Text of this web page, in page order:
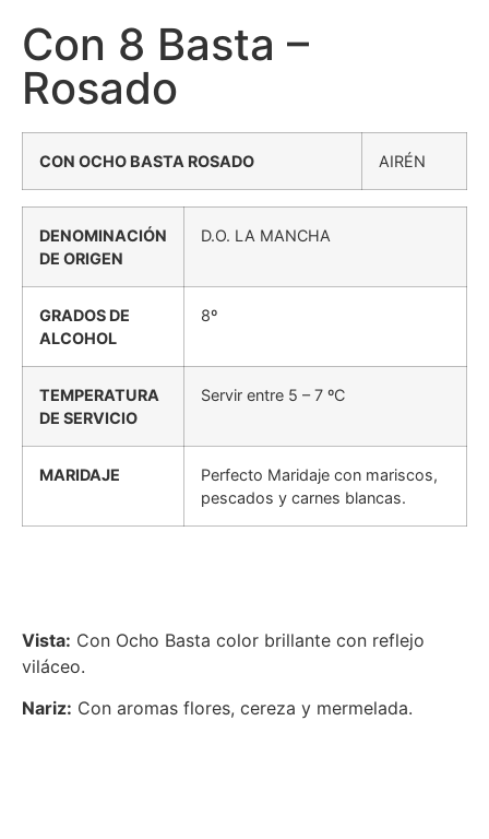
Con 8 Basta –
Rosado
CON OCHO BASTA ROSADO AIRÉN
DENOMINACIÓN
DE ORIGEN
D.O. LA MANCHA
GRADOS DE
ALCOHOL
8º
TEMPERATURA
DE SERVICIO
Servir entre 5 – 7 ºC
MARIDAJE
Perfecto Maridaje con mariscos,
pescados y carnes blancas.
Vista: Con Ocho Basta color brillante con reflejo
viláceo.
Nariz: Con aromas flores, cereza y mermelada.